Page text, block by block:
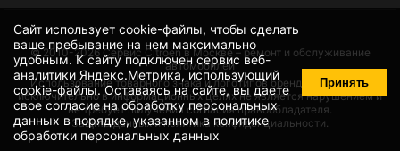
Сайт использует cookie-файлы, чтобы сделать
ваше пребывание на нем максимально
удобным. К cайту подключен сервис веб-
аналитики Яндекс.Метрика, использующий
cookie-файлы. Оставаясь на сайте, вы даете
своесогласие на обработку персональных
данных в порядке, указанном в политике
обработки персональных данных
Принять
© 2010-2026Сервис Citroen в Москве – ремонт и обслуживание
автомобилей
Использование товарного знака и логотипов бренда происходит
исключительно в информационных целях не является нарушением и
не требует получения согласия правообладателя.
Защита данных и политика конфиденциальности.